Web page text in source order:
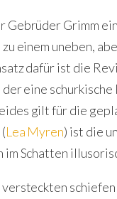
Gebrüder Grimm
einem uneben,
dafür ist die
eine schurkische
gilt für die
Lea Myren) ist die
Schatten